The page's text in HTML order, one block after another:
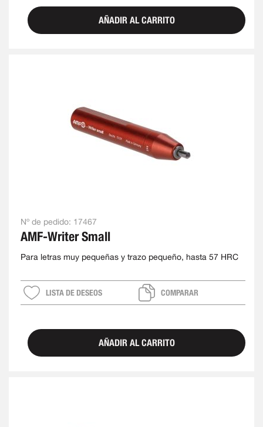
AÑADIR AL CARRITO
Nº de pedido: 17467
AMF-Writer Small
Para letras muy pequeñas y trazo pequeño, hasta 57 HRC
LISTA DE DESEOS COMPARAR
AÑADIR AL CARRITO